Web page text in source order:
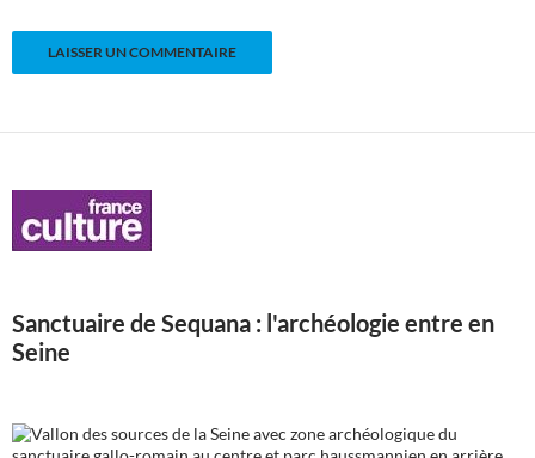
Sanctuaire de Sequana : l'archéologie entre en
Seine